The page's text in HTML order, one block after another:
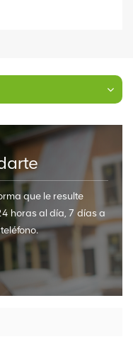
que le resulte
horas al día, 7 días a